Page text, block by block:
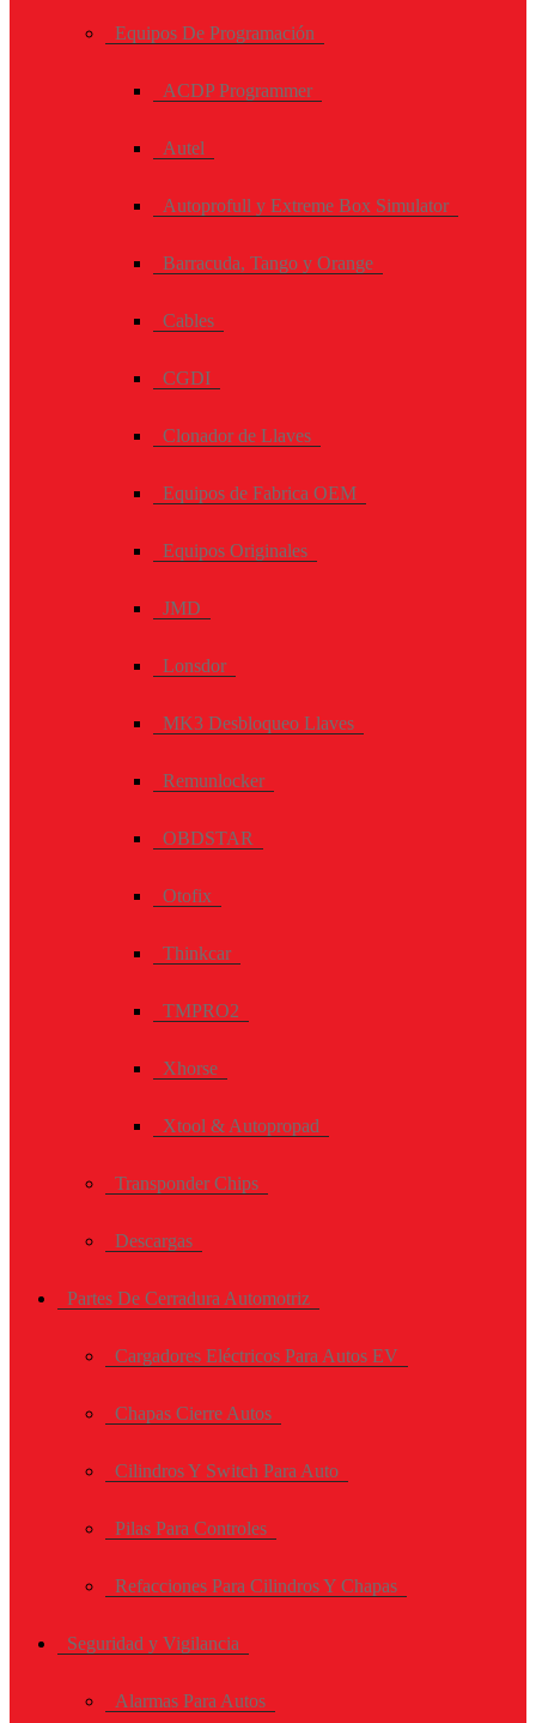
Equipos De Programación
ACDP Programmer
Autel
Autoprofull y Extreme Box Simulator
Barracuda, Tango y Orange
Cables
CGDI
Clonador de Llaves
Equipos de Fabrica OEM
Equipos Originales
JMD
Lonsdor
MK3 Desbloqueo Llaves
Remunlocker
OBDSTAR
Otofix
Thinkcar
TMPRO2
Xhorse
Xtool & Autopropad
Transponder Chips
Descargas
Partes De Cerradura Automotriz
Cargadores Eléctricos Para Autos EV
Chapas Cierre Autos
Cilindros Y Switch Para Auto
Pilas Para Controles
Refacciones Para Cilindros Y Chapas
Seguridad y Vigilancia
Alarmas Para Autos